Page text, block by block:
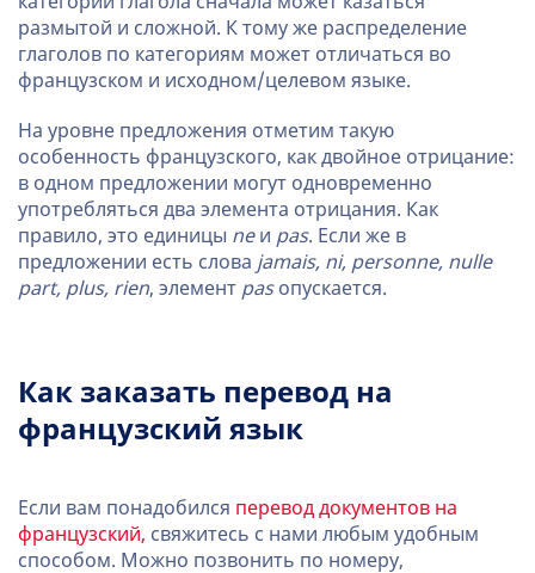
размытой и сложной. К тому же распределение
глаголов по категориям может отличаться во
французском и исходном/целевом языке.
На уровне предложения отметим такую
особенность французского, как двойное отрицание:
в одном предложении могут одновременно
употребляться два элемента отрицания. Как
правило, это единицы neи pas. Если же в
предложении есть слова jamais, ni, personne, nulle
part, plus, rien, элемент pasопускается.
Как заказать перевод на
французский язык
Если вам понадобился перевод документов на
французский, свяжитесь с нами любым удобным
способом. Можно позвонить по номеру,